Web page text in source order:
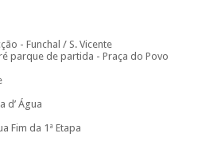
- Funchal / S. Vicente
parque de partida - Praça do Povo
d’ Água
Fim da 1ª Etapa